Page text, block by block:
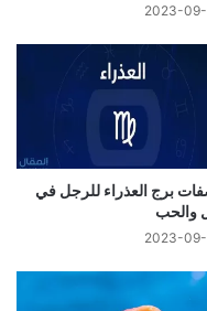
2023-
برج العذراء للرجل في
والحب
2023-